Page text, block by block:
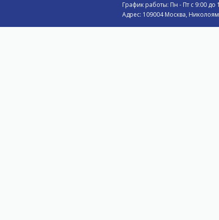
График работы: Пн - Пт с 9:00 до
Адрес: 109004 Москва,